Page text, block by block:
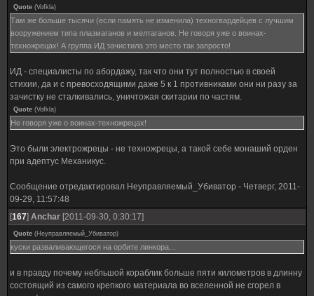
Quote (Vofkla)
Там же больше тысячи (если память не изменила) техногвардейцев с лучшим
вооружением типа плазмаганов и мелтаганов. Не говоря уже о воинах-
техножрецах! А группа ИД зачистила это место так запросто!
ИД - специалисты по абордажу, так что они тут полностью в своей
стихии, да и с превосходящими даже 5 к 1 противниками они ни разу за
зачистку не сталкивались, уничтожая скитарии по частям.
Quote (Vofkla)
Не говоря уже о воинах-техножрецах!
Это были электрожрецы - не техножрецы, а такой себе монаший орден
при адептус Механикус.
Сообщение отредактировал Неуправляемый_Убиватор - Четверг, 2011-
09-29, 11:57:48
[167] Anchar [2011-09-30, 0:30:17]
Quote (Неуправляемый_Убиватор)
куски разваливающегося на орбите линкора...
и в правду почему небльшой кораблик больше пяти километров в длинну
состоящий из самого крепкого материала во вселенной не сгорел в